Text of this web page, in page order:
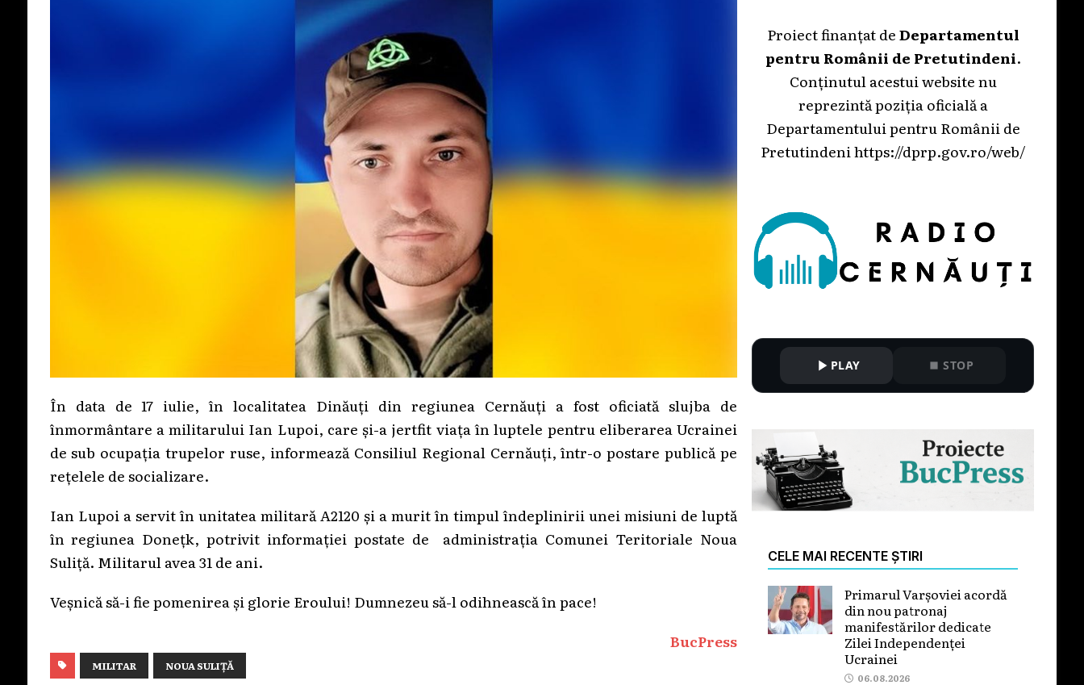
În data de 17 iulie, în localitatea Dinăuți din regiunea Cernăuți a fost oficiată slujba de
înmormântare a militarului Ian Lupoi, care și-a jertfit viața în luptele pentru eliberarea Ucrainei
de sub ocupația trupelor ruse, informează Consiliul Regional Cernăuți, într-o postare publică pe
rețelele de socializare.
Ian Lupoi a servit în unitatea militară A2120 și a murit în timpul îndeplinirii unei misiuni de luptă
în regiunea Donețk, potrivit informației postate de administrația Comunei Teritoriale Noua
Suliță. Militarul avea 31 de ani.
Veșnică să-i fie pomenirea și glorie Eroului! Dumnezeu să-l odihnească în pace!
BucPress
MILITAR NOUA SULIȚĂ
Proiect finanțat deDepartamentul
pentru Românii de Pretutindeni.
Conținutul acestui website nu
reprezintă poziția oficială a
Departamentului pentru Românii de
Pretutindenihttps://dprp.gov.ro/web/
PLAY STOP
CELE MAI RECENTE ȘTIRI
Primarul Varșoviei acordă
din nou patronaj
manifestărilor dedicate
Zilei Independenței
Ucrainei
06.08.2026